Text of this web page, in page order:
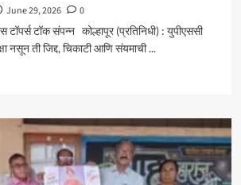
June 29, 2026
0
टॉपर्स टॉक संपन्न कोल्हापूर (प्रतिनिधी) : युपीएससी
नसून ती जिद्द, चिकाटी आणि संयमाची ...